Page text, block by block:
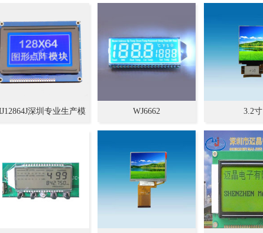
深圳专业生产模 WJ6662 3.2寸